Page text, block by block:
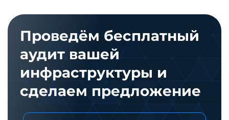
Проведём бесплатный
аудит вашей
инфраструктуры и
сделаем предложение